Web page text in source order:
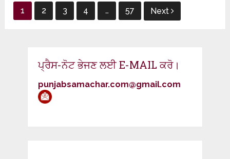
Posts
1 2 3 4 … 57 Next
ਪ੍ਰੈਸ-ਨੋਟ ਭੇਜਣ ਲਈ E-MAIL ਕਰੋ।
punjabsamachar.com@gmail.com